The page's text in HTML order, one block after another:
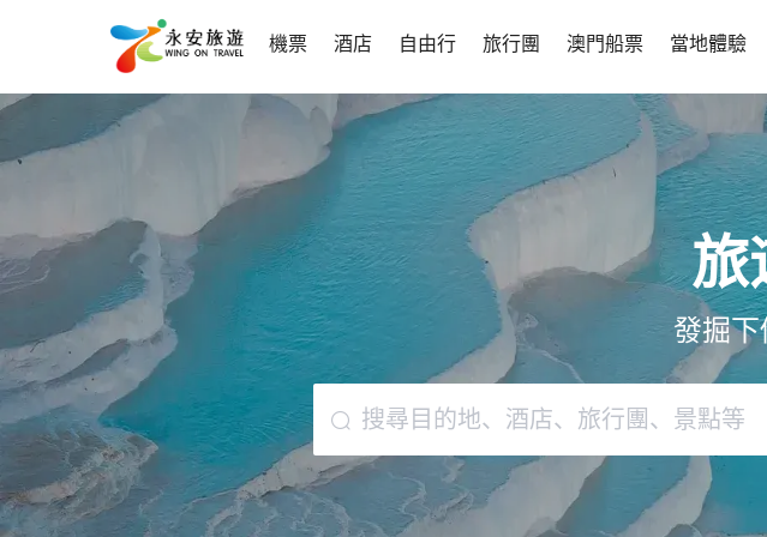
機票 酒店 自由行 旅行團 澳門船票 當地體驗
旅
發掘下